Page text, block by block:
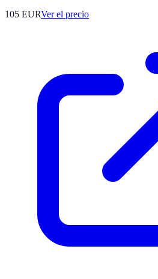
105 EURVer el precio